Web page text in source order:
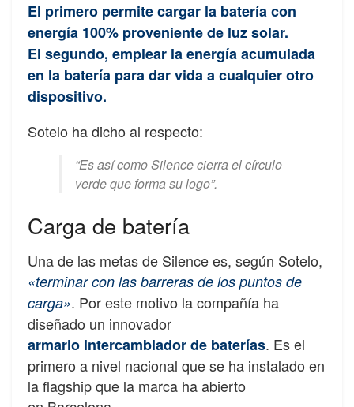
El primero permite cargar la batería con
energía 100% proveniente de luz solar.
El segundo, emplear la energía acumulada
en la batería para dar vida a cualquier otro
dispositivo.
Sotelo ha dicho al respecto:
“Es así como Silence cierra el círculo
verde que forma su logo”.
Carga de batería
Una de las metas de Silence es, según Sotelo,
«terminar con las barreras de los puntos de
carga». Por este motivo la compañía ha
diseñado un innovador
armario intercambiador de baterías. Es el
primero a nivel nacional que se ha instalado en
la flagship que la marca ha abierto